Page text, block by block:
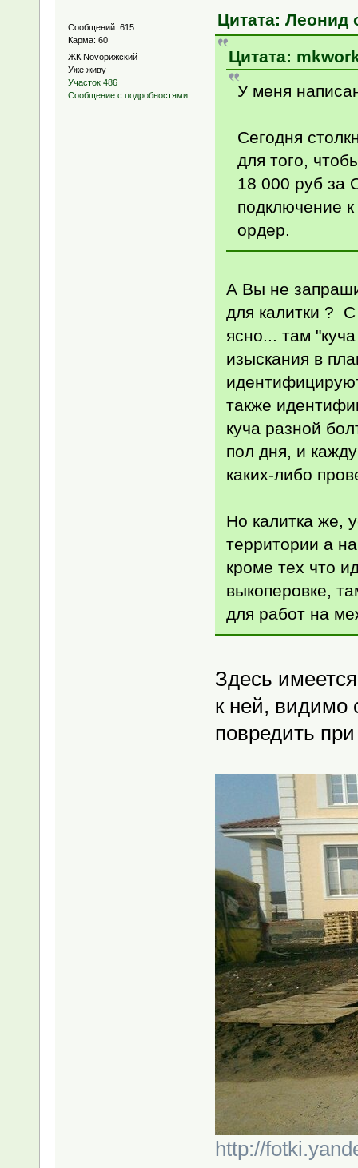
Сообщений: 615
Карма: 60
ЖК Novoрижский
Уже живу
Участок 486
Сообщение с подробностями
Цитата: Леонид
Цитата:
У меня
Сегодня
для того,
18 000 руб за
подключение
ордер.
А Вы не
для калитки ?
ясно... там
изыскания в
также
куча разной
пол дня, и
каких-либо
Но калитка же,
территории а
кроме тех что
выкоперовке,
для работ на
Здесь
к ней, видимо
повредить
http://